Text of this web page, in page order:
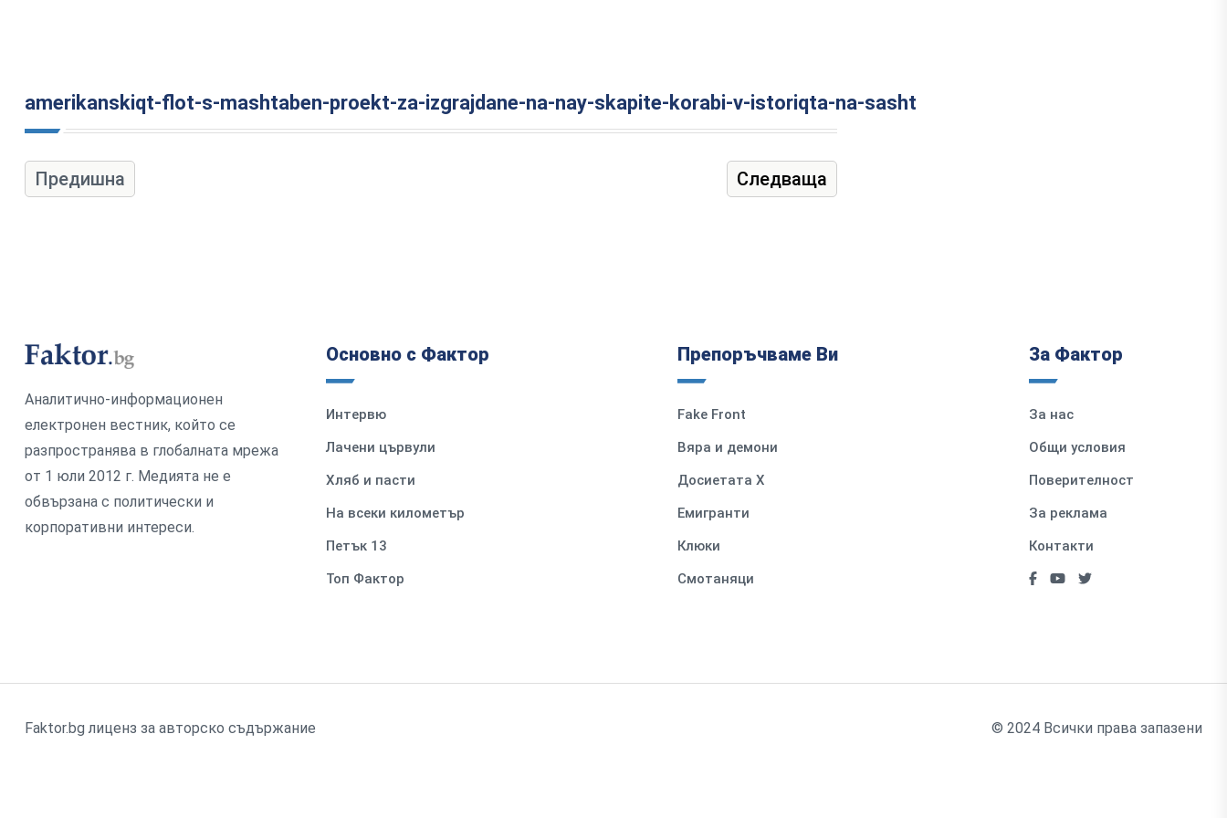
amerikanskiqt-flot-s-mashtaben-proekt-za-izgrajdane-na-nay-skapite-korabi-v-istoriqta-na-sasht
Предишна Следваща
Аналитично-информационен
електронен вестник, който се
разпространява в глобалната мрежа
от 1 юли 2012 г. Медията не е
обвързана с политически и
корпоративни интереси.
Основно с Фактор
Интервю
Лачени цървули
Хляб и пасти
На всеки километър
Петък 13
Топ Фактор
Препоръчваме Ви
Fake Front
Вяра и демони
Досиетата Х
Емигранти
Клюки
Смотаняци
За Фактор
За нас
Общи условия
Поверителност
За реклама
Контакти
Faktor.bg лиценз за авторско съдържание © 2024 Всички права запазени